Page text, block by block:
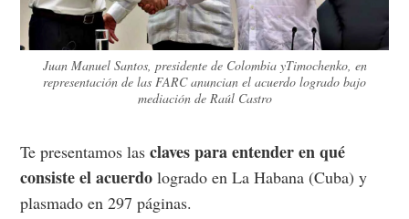
Juan Manuel Santos, presidente de Colombia yTimochenko, en
representación de las FARC anuncian el acuerdo logrado bajo
mediación de Raúl Castro
Te presentamos lasclaves para entender en qué
consiste el acuerdo logrado en La Habana (Cuba) y
plasmado en 297 páginas.